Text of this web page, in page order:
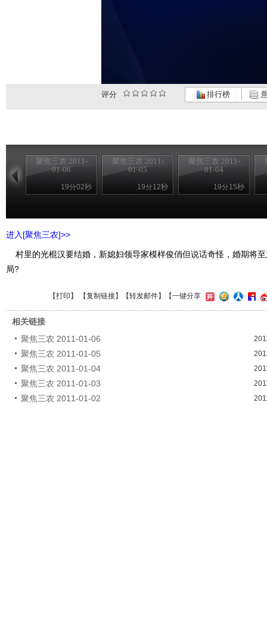
评分 排行榜
聚焦三农 2011-
01-06
19分02秒
聚焦三农 2011-
01-05
19分12秒
聚焦三农 2011-
01-04
19分15秒
进入[聚焦三农]>>
村里的光棍汉要结婚，新媳妇领导家模样俊俏但说话奇怪，婚期将
局?
【打印 】 【复制链接】【转发邮件】 【一键分享
相关链接
聚焦三农 2011-01-06
聚焦三农 2011-01-05
聚焦三农 2011-01-04
聚焦三农 2011-01-03
聚焦三农 2011-01-02